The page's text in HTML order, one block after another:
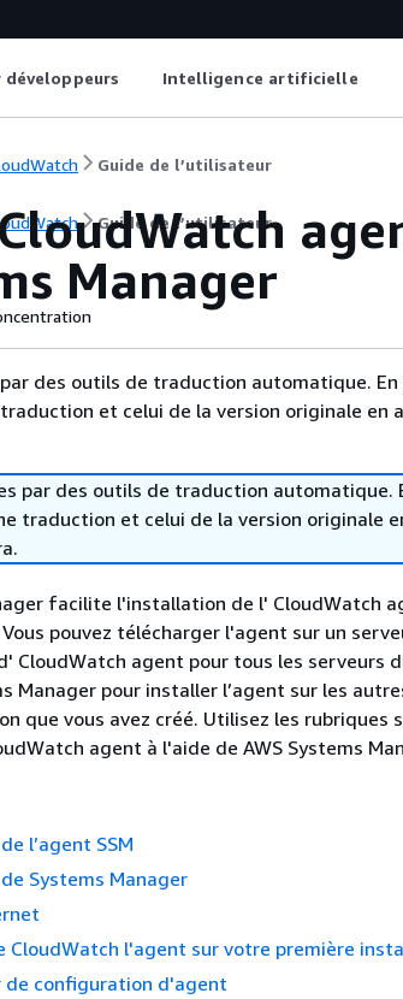
Intelligence artificielle
Guide de l’utilisateur
Guide de l’utilisateur
Manager
des outils de traduction automatique. En
et celui de la version originale en
par des outils de traduction automatique.
traduction et celui de la version originale
facilite l'installation de l' CloudWatch
pouvez télécharger l'agent sur un
agent pour tous les serveurs
Manager pour installer l’agent sur les
que vous avez créé. Utilisez les rubriques
agent à l'aide de AWS Systems
l’agent SSM
Systems Manager
CloudWatch l'agent sur votre première
de configuration d'agent